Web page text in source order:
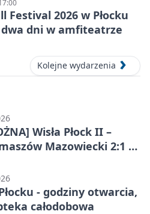
Festival 2026 w Płocku
dni w amfiteatrze
Kolejne wydarzenia
Wisła Płock II –
Mazowiecki 2:1 w
- godziny otwarcia,
całodobowa